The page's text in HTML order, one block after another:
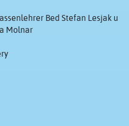
Bed Stefan Lesjak u
Molnar